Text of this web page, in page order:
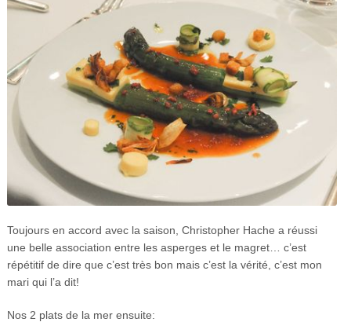
Toujours en accord avec la saison, Christopher Hache a réussi
une belle association entre les asperges et le magret… c’est
répétitif de dire que c’est très bon mais c’est la vérité, c’est mon
mari qui l’a dit!
Nos 2 plats de la mer ensuite: